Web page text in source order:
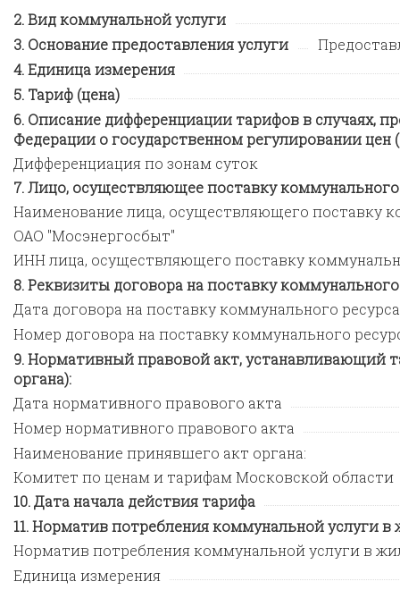
Вид коммунальной услуги
Основание предоставления услуги
Единица измерения
Тариф (цена)
Описание дифференциации тарифов в случаях,
Федерации о государственном регулировании цен
Дифференциация по зонам суток
Лицо, осуществляющее поставку коммунального
Наименование лица, осуществляющего поставку
ОАО "Мосэнергосбыт"
ИНН лица, осуществляющего поставку
Реквизиты договора на поставку
Дата договора на поставку коммунального ресурса
Номер договора на поставку коммунального
Нормативный правовой акт, устанавливающий
органа):
Дата нормативного правового акта
Номер нормативного правового акта
Наименование принявшего акт органа:
Комитет по ценам и тарифам Московской области
Дата начала действия тарифа
Норматив потребления коммунальной услуги
Норматив потребления коммунальной услуги в
Единица измерения